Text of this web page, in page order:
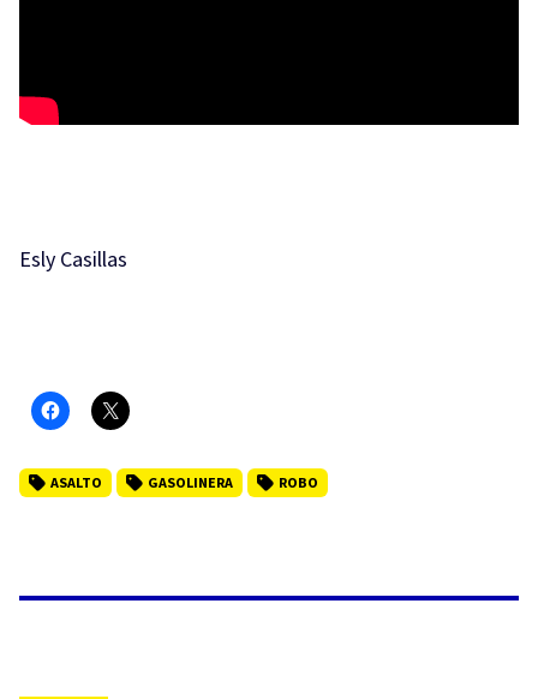
Esly Casillas
ASALTO GASOLINERA ROBO